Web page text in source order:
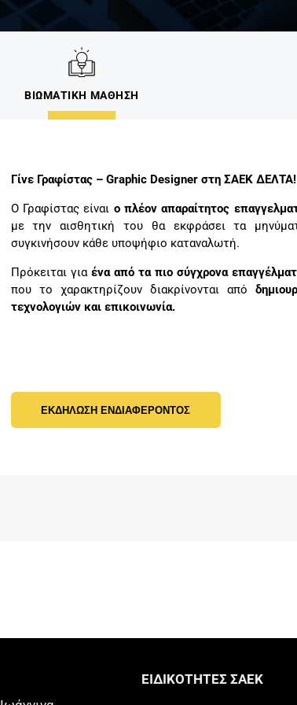
ΒΙΩΜΑΤΙΚΗ ΜΑΘΗΣΗ
Γίνε Γραφίστας – Graphic Designer στη ΣΑΕΚ ΔΕΛΤΑ!
Ο Γραφίστας είναι ο πλέον απαραίτητος
με την αισθητική του θα εκφράσει τα
συγκινήσουν κάθε υποψήφιο καταναλωτή.
Πρόκειται για ένα από τα πιο σύγχρονα
που το χαρακτηρίζουν διακρίνονται από
τεχνολογιών και επικοινωνία.
ΕΚΔΗΛΩΣΗ ΕΝΔΙΑΦΕΡΟΝΤΟΣ
ΕΙΔΙΚΟΤΗΤΕΣ ΣΑΕΚ